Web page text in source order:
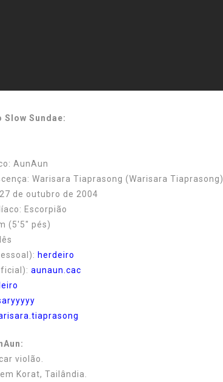
Slow Sundae:
AunAun
Warisara Tiaprasong (Warisara Tiaprasong)
27 de outubro de 2004
Escorpião
(5'5″ pés)
herdeiro
aunaun.cac
violão.
Korat, Tailândia.